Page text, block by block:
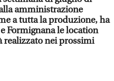
amministrazione
a tutta la produzione, ha
Formignana le location
nei prossimi